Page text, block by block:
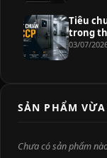
Tiêu
trong
03/07/
SẢN PHẨM VỪA
Chưa có sản phẩm